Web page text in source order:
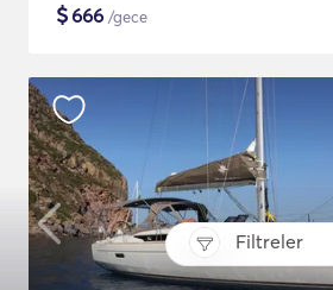
Filtreler
$666 /gece